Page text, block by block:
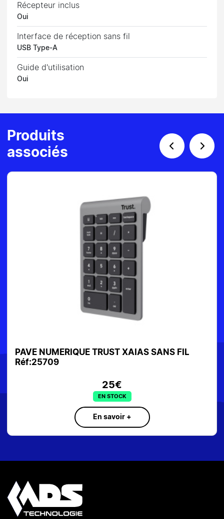
Récepteur inclus
Oui
Interface de réception sans fil
USB Type-A
Guide d'utilisation
Oui
Produits
associés
FIL CLAVIER+SOURIS LOGITECH MK295
En savoir +